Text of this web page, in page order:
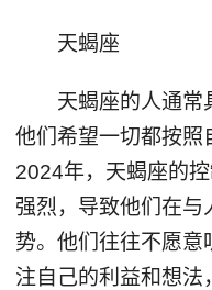
天蝎座
天蝎座的人通常具
他们希望一切都按照
2024年，天蝎座的
强烈，导致他们在与
势。他们往往不愿意
注自己的利益和想法